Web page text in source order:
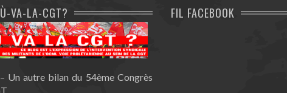
VA-LA-CGT?
Un autre bilan du 54ème Congrès
FIL FACEBOOK